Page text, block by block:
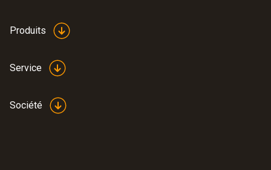
Produits
Service
Société